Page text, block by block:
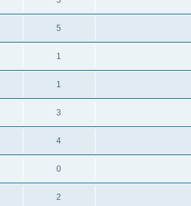
תגובות
צפיות
5
תגובות
צפיות
1
תגובות
צפיות
1
תגובות
צפיות
3
תגובות
צפיות
4
תגובות
צפיות
0
תגובות
צפיות
2